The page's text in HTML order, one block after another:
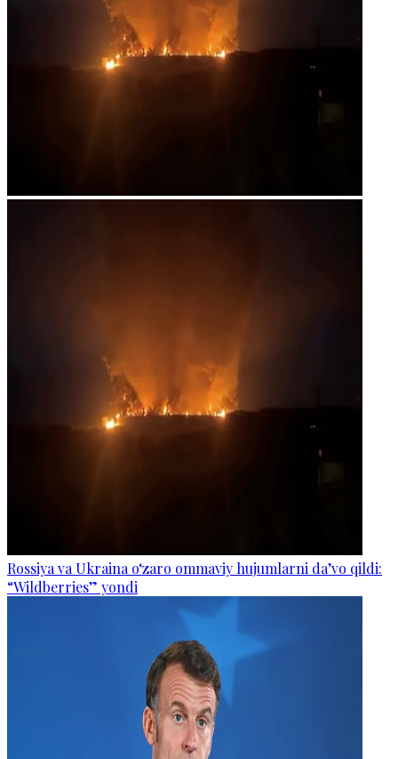
Rossiya va Ukraina o‘zaro ommaviy hujumlarni da’vo qildi:
“Wildberries” yondi